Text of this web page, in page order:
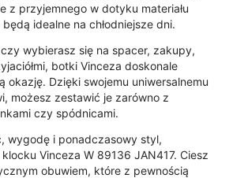
z przyjemnego w dotyku materiału
idealne na chłodniejsze dni.
wybierasz się na spacer, zakupy,
botki Vinceza doskonale
okazję. Dzięki swojemu uniwersalnemu
możesz zestawić je zarówno z
czy spódnicami.
wygodę i ponadczasowy styl,
Vinceza W 89136 JAN417. Ciesz
obuwiem, które z pewnością